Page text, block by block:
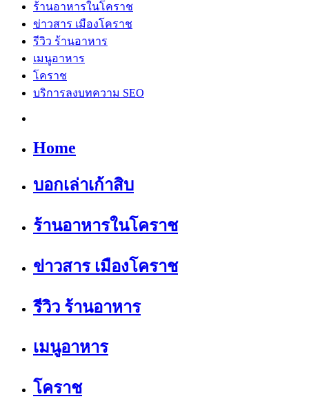
ร้านอาหารในโคราช
ข่าวสาร เมืองโคราช
รีวิว ร้านอาหาร
เมนูอาหาร
โคราช
บริการลงบทความ SEO
Home
บอกเล่าเก้าสิบ
ร้านอาหารในโคราช
ข่าวสาร เมืองโคราช
รีวิว ร้านอาหาร
เมนูอาหาร
โคราช